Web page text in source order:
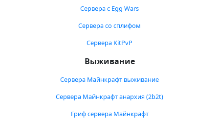
Сервера с Egg Wars
Сервера со сплифом
Сервера KitPvP
Выживание
Сервера Майнкрафт выживание
Сервера Майнкрафт анархия (2b2t)
Гриф сервера Майнкрафт